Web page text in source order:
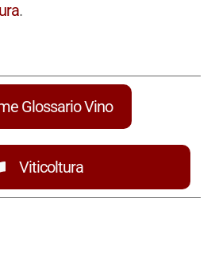
.
Glossario Vino
Viticoltura